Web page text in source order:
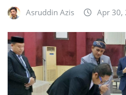
Asruddin Azis Apr 30,